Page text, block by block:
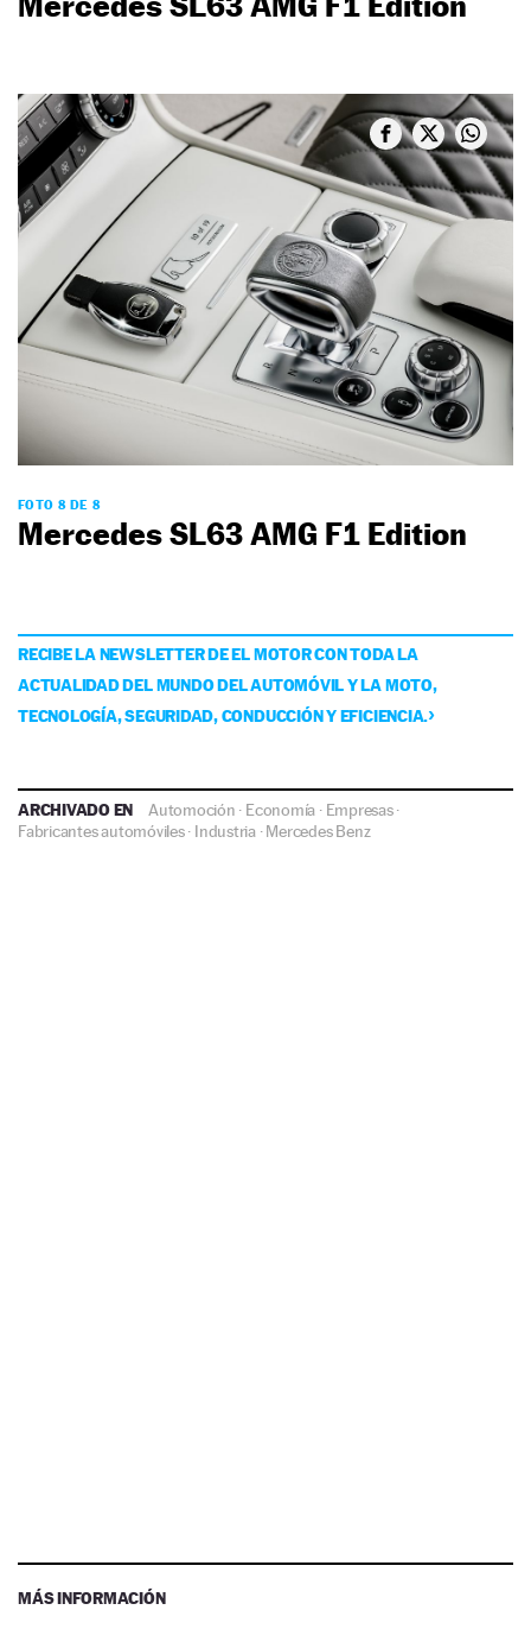
FOTO 8 DE 8
Mercedes SL63 AMG F1 Edition
RECIBE LA NEWSLETTER DE EL MOTOR CON TODA LA
ACTUALIDAD DEL MUNDO DEL AUTOMÓVIL Y LA MOTO,
TECNOLOGÍA, SEGURIDAD, CONDUCCIÓN Y EFICIENCIA.
ARCHIVADO EN Automoción · Economía · Empresas·
Fabricantes automóviles· Industria·Mercedes Benz
MÁS INFORMACIÓN